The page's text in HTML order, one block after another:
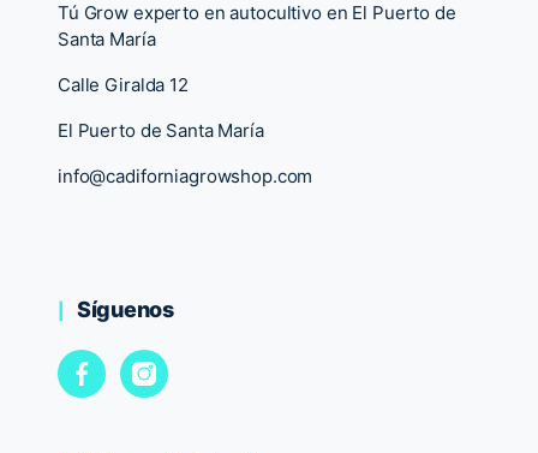
Tú Grow experto en autocultivo en El Puerto de
Santa María
Calle Giralda 12
El Puerto de Santa María
info@cadiforniagrowshop.com
Síguenos